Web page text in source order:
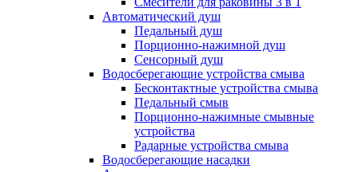
Автоматический душ
Педальный душ
Порционно-нажимной душ
Сенсорный душ
Водосберегающие устройства смыва
Бесконтактные устройства смыва
Педальный смыв
Порционно-нажимные смывные
устройства
Радарные устройства смыва
Водосберегающие насадки